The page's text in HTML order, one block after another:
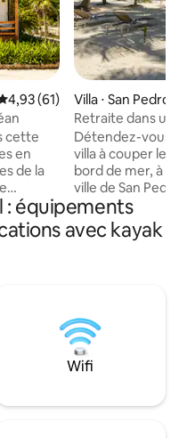
moyenne sur la
4,93 (61)
cette
en
de la
pléthore
de
en
Villa ⋅ San Pedro
Retraite dans une
mer avec
Détendez-vous
villa à couper le
bord de mer, à
ville de San
Millionaire 's
dégagées, d'une
restaurants en
gestionnaire
terrain sur place,
douceur. Les
également d'un
service d'escorte
: équipements
avec kayak
Wifi